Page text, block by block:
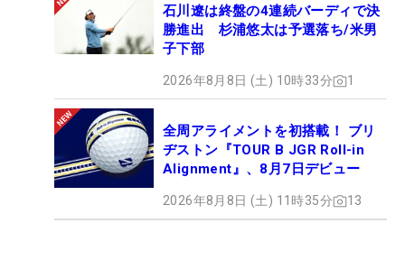
石川遼は終盤の4連続バーディで決
勝進出 杉浦悠太は予選落ち/米男
子下部
2026年8月8日 (土) 10時33分 1
全周アライメントを初搭載！ ブリ
ヂストン『TOUR B JGR Roll-in
Alignment』、8月7日デビュー
2026年8月8日 (土) 11時35分 13